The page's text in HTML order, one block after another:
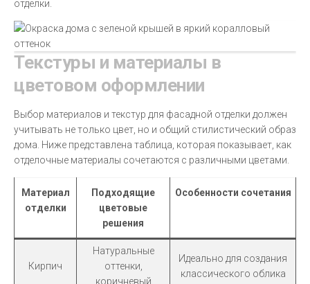
отделки.
Текстуры и материалы в
цветовом оформлении
Выбор материалов и текстур для фасадной отделки должен
учитывать не только цвет, но и общий стилистический образ
дома. Ниже представлена таблица, которая показывает, как
отделочные материалы сочетаются с различными цветами.
Материал
отделки
Подходящие
цветовые
решения
Особенности сочетания
Кирпич
Натуральные
оттенки,
коричневый
Идеально для создания
классического облика